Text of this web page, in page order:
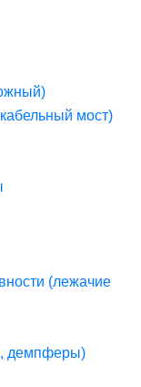
мост)
(лежачие
демпферы)